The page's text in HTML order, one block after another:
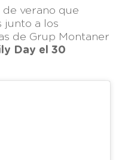
verano que
junto a los
de Grup Montaner
Day el 30